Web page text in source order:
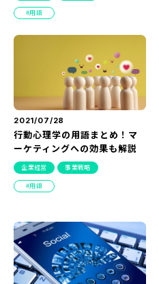
用語
2021/07/28
行動心理学の用語まとめ！マ
ーケティングへの効果も解説
企業経営 事業戦略
用語